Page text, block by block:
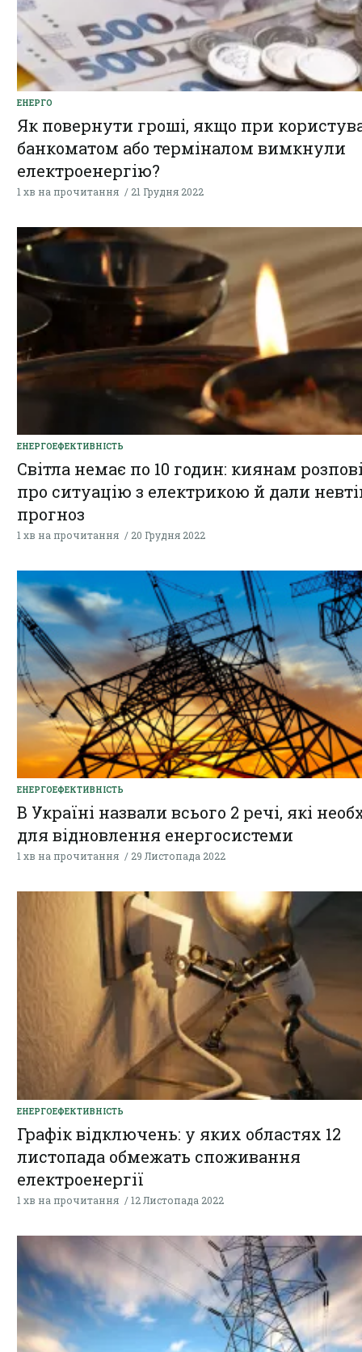
ЕНЕРГО
Як повернути гроші, якщо при
банкоматом або терміналом вимкнули
електроенергію?
1 хв на прочитання 21 Грудня 2022
ЕНЕРГОЕФЕКТИВНІСТЬ
Світла немає по 10 годин: киянам
про ситуацію з електрикою й дали
прогноз
1 хв на прочитання 20 Грудня 2022
ЕНЕРГОЕФЕКТИВНІСТЬ
В Україні назвали всього 2 речі, які
для відновлення енергосистеми
1 хв на прочитання 29 Листопада 2022
ЕНЕРГОЕФЕКТИВНІСТЬ
Графік відключень: у яких областях 12
листопада обмежать споживання
електроенергії
1 хв на прочитання 12 Листопада 2022